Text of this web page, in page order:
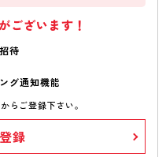
ございます！
待
グ通知機能
らご登録下さい。
録